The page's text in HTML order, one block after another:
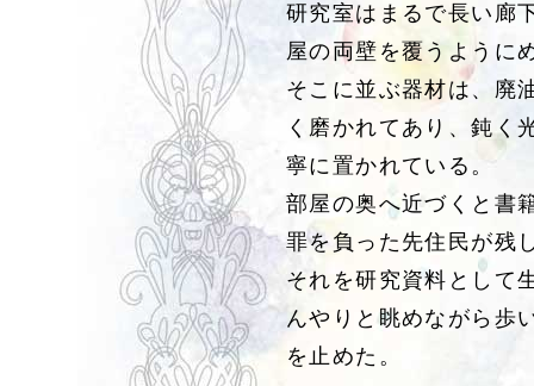
研究室はまるで長い廊
屋の両壁を覆うように
そこに並ぶ器材は、廃
く磨かれてあり、鈍く
寧に置かれている。
部屋の奥へ近づくと書
罪を負った先住民が残
それを研究資料として
んやりと眺めながら歩
を止めた。